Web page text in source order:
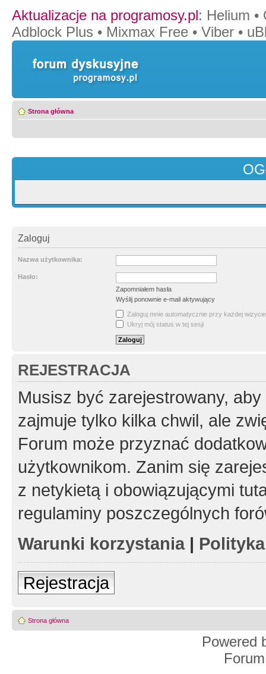
Aktualizacje na programosy.pl: Helium •
Adblock Plus • Mixmax Free • Viber •
Strona główna
Zaloguj
Nazwa użytkownika:
Hasło:
Zapomniałem hasła
Wyślij ponownie e-mail aktywujący
Zaloguj mnie automatycznie przy każdej wizycie
Ukryj mój status w tej sesji
REJESTRACJA
Musisz być zarejestrowany,
zajmuje tylko kilka chwil, ale
Forum może przyznać
użytkownikom. Zanim się
z netykietą i obowiązującymi
regulaminy poszczególnych
Warunki korzystania|
Rejestracja
Strona główna
Powered